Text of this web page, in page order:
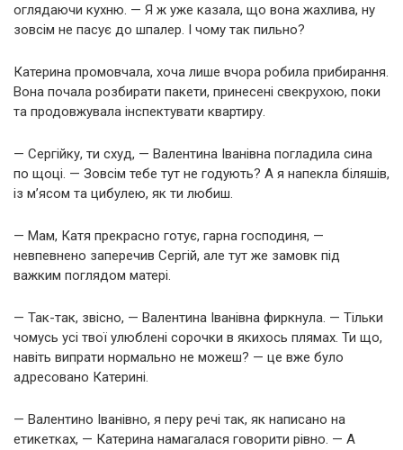
оглядаючи кухню. — Я ж уже казала, що вона жахлива, ну
зовсім не пасує до шпалер. І чому так пильно?
Катерина промовчала, хоча лише вчора робила прибирання.
Вона почала розбирати пакети, принесені свекрухою, поки
та продовжувала інспектувати квартиру.
— Сергійку, ти схуд, — Валентина Іванівна погладила сина
по щоці. — Зовсім тебе тут не годують? А я напекла біляшів,
із м’ясом та цибулею, як ти любиш.
— Мам, Катя прекрасно готує, гарна господиня, —
невпевнено заперечив Сергій, але тут же замовк під
важким поглядом матері.
— Так-так, звісно, — Валентина Іванівна фиркнула. — Тільки
чомусь усі твої улюблені сорочки в якихось плямах. Ти що,
навіть випрати нормально не можеш? — це вже було
адресовано Катерині.
— Валентино Іванівно, я перу речі так, як написано на
етикетках, — Катерина намагалася говорити рівно. — А